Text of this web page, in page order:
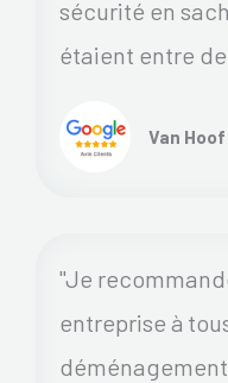
sécurité en
étaient entre de
Van Hoof
"Je
entreprise à